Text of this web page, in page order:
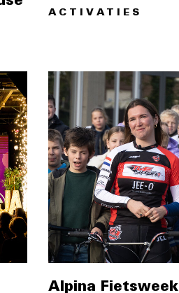
ACTIVATIES
Alpina Fietsweek